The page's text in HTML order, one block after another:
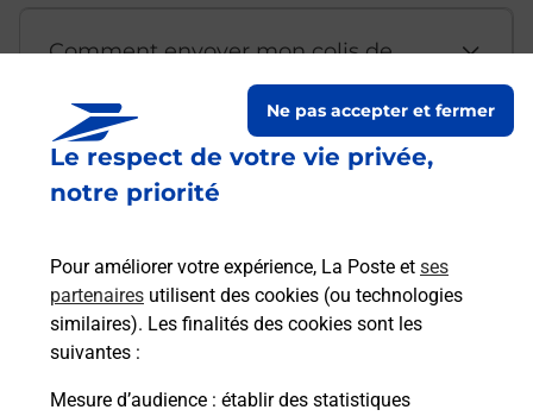
Le respect de votre vie privée,
notre priorité
Pour améliorer votre expérience, La Poste et ses
partenaires utilisent des cookies (ou technologies
similaires). Les finalités des cookies sont les
suivantes :
Mesure d’audience : établir des statistiques
Ne pas accepter et fermer
Comment envoyer mon colis de
Est-il possible d’acheter un
emballage directement depuis un
Comment demander une
modification de livraison ?